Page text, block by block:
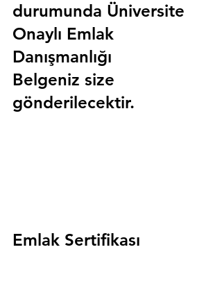
durumunda Üniversite
Onaylı Emlak
Danışmanlığı
Belgeniz size
gönderilecektir.
Emlak Sertifikası